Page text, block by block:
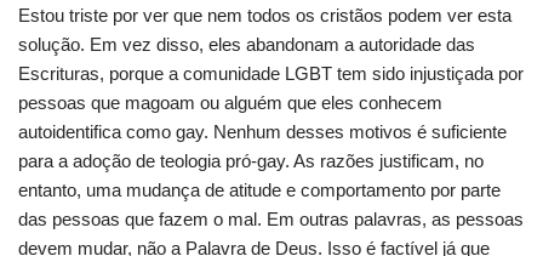
Estou triste por ver que nem todos os cristãos podem ver esta
solução. Em vez disso, eles abandonam a autoridade das
Escrituras, porque a comunidade LGBT tem sido injustiçada por
pessoas que magoam ou alguém que eles conhecem
autoidentifica como gay. Nenhum desses motivos é suficiente
para a adoção de teologia pró-gay. As razões justificam, no
entanto, uma mudança de atitude e comportamento por parte
das pessoas que fazem o mal. Em outras palavras, as pessoas
devem mudar, não a Palavra de Deus. Isso é factível já que